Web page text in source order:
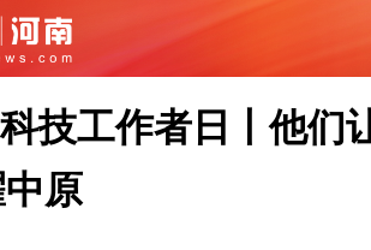
科技工作者日丨他们
原